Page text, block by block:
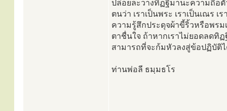
ปล่อยละวางทิฏฐิมานะความถือ
ตนว่า เราเป็นพระ เราเป็นเณร
ความรู้สึกประดุจผ้าขี้ริ้วหรือพร
ตาชื่นใจ ถ้าหากเราไม่ยอดลดทิ
สามารถที่จะก้มหัวลงสู่ข้อปฏิบัติไ
ท่านพ่อลี ธมฺมธโร